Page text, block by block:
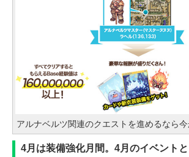
アルナベルツ関連のクエストを進めるなら今
4月は装備強化月間。4月のイベント